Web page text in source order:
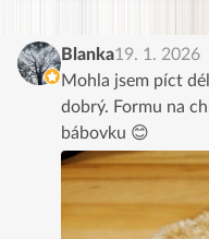
Blanka19. 1. 2026
Mohla jsem píct
dobrý. Formu na
bábovku 😊